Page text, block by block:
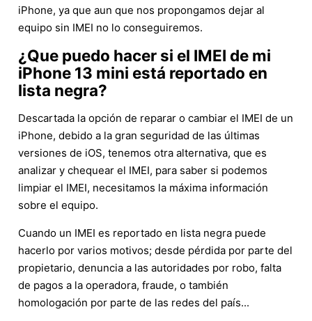
iPhone, ya que aun que nos propongamos dejar al
equipo sin IMEI no lo conseguiremos.
¿Que puedo hacer si el IMEI de mi
iPhone 13 mini está reportado en
lista negra?
Descartada la opción de reparar o cambiar el IMEI de un
iPhone, debido a la gran seguridad de las últimas
versiones de iOS, tenemos otra alternativa, que es
analizar y chequear el IMEI, para saber si podemos
limpiar el IMEI, necesitamos la máxima información
sobre el equipo.
Cuando un IMEI es reportado en lista negra puede
hacerlo por varios motivos; desde pérdida por parte del
propietario, denuncia a las autoridades por robo, falta
de pagos a la operadora, fraude, o también
homologación por parte de las redes del país...